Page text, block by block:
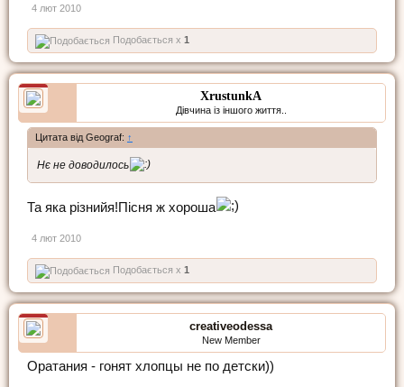
4 лют 2010
Подобається x 1
XrustunkA
Дівчина із іншого життя..
Цитата від Geograf: ↑
Нє не доводилось
Та яка різнийя!Пісня ж хороша
4 лют 2010
Подобається x 1
creativeodessa
New Member
Оратания - гонят хлопцы не по детски))